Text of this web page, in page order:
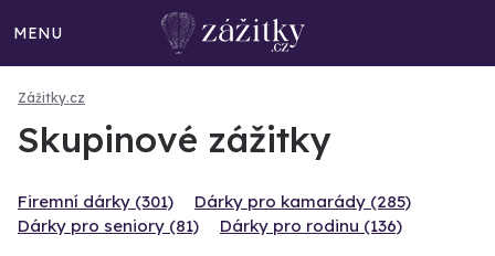
MENU
Zážitky.cz
Skupinové zážitky
Firemní dárky (301)
Dárky pro kamarády (285)
Dárky pro seniory (81)
Dárky pro rodinu (136)